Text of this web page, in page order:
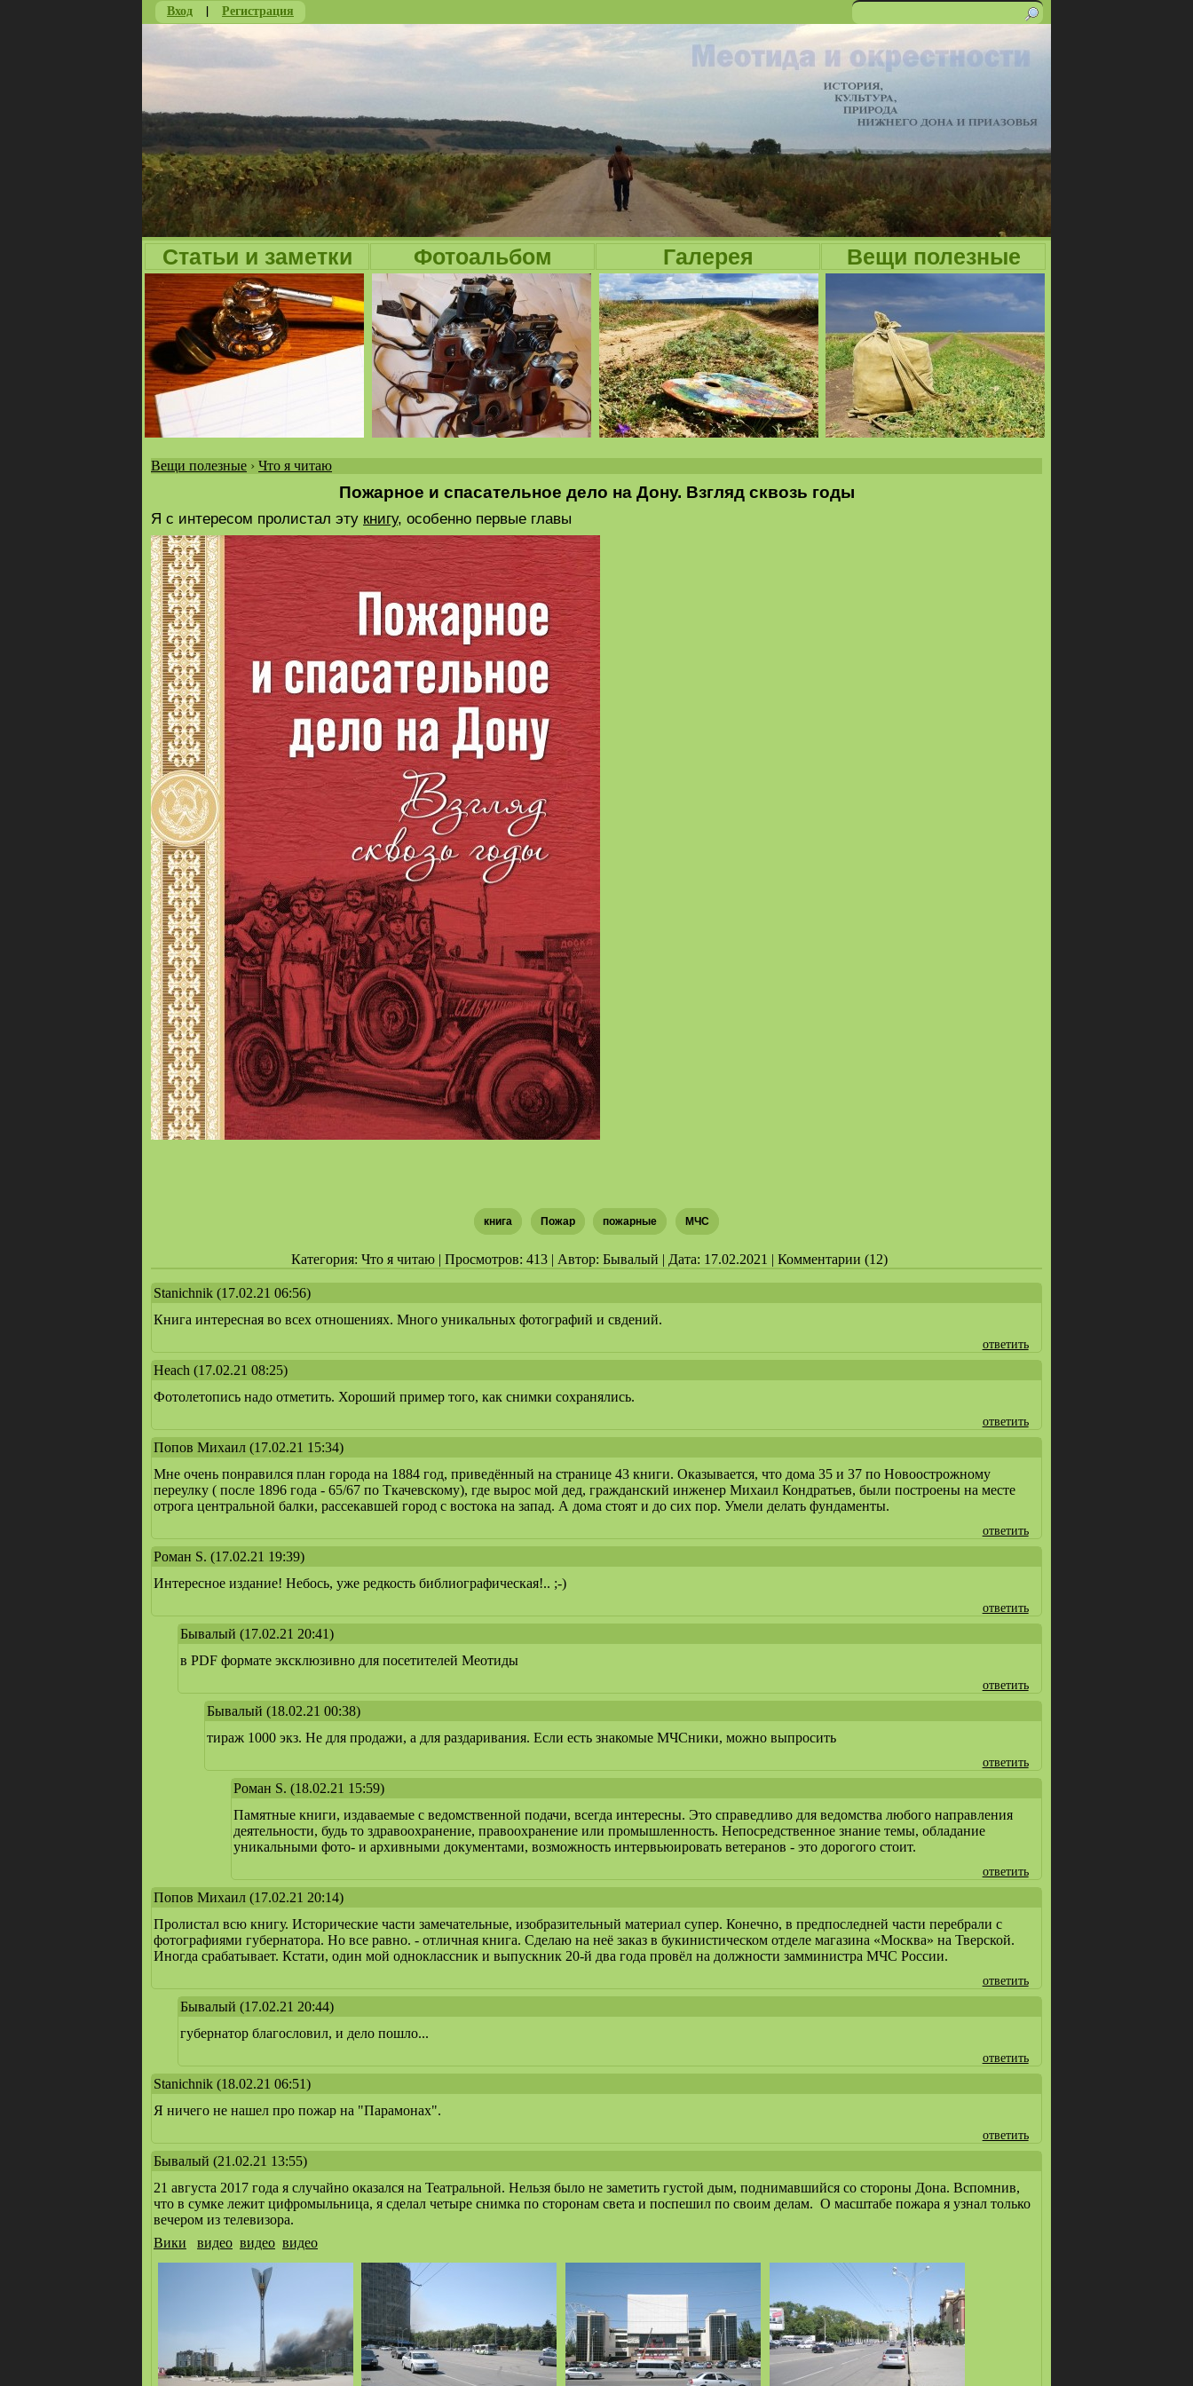
Вход | Регистрация
Форма
поиска
Поиск
Статьи и заметки Фотоальбом Галерея Вещи полезные
здесь
Вещи полезные › Что я читаю
Пожарное и спасательное дело на Дону. Взгляд сквозь годы
Я с интересом пролистал эту книгу, особенно первые главы
книга Пожар пожарные МЧС
Категория: Что я читаю | Просмотров: 413 | Автор: Бывалый | Дата: 17.02.2021 | Комментарии (12)
Stanichnik (17.02.21 06:56)
Книга интересная во всех отношениях. Много уникальных фотографий и свдений.
ответить
Heach (17.02.21 08:25)
Фотолетопись надо отметить. Хороший пример того, как снимки сохранялись.
ответить
Попов Михаил (17.02.21 15:34)
Мне очень понравился план города на 1884 год, приведённый на странице 43 книги. Оказывается, что дома 35 и 37 по Новоострожному
переулку ( после 1896 года - 65/67 по Ткачевскому), где вырос мой дед, гражданский инженер Михаил Кондратьев, были построены на месте
отрога центральной балки, рассекавшей город с востока на запад. А дома стоят и до сих пор. Умели делать фундаменты.
ответить
Роман S. (17.02.21 19:39)
Интересное издание! Небось, уже редкость библиографическая!.. ;-)
ответить
Бывалый (17.02.21 20:41)
в PDF формате эксклюзивно для посетителей Меотиды
ответить
Бывалый (18.02.21 00:38)
тираж 1000 экз. Не для продажи, а для раздаривания. Если есть знакомые МЧСники, можно выпросить
ответить
Роман S. (18.02.21 15:59)
Памятные книги, издаваемые с ведомственной подачи, всегда интересны. Это справедливо для ведомства любого направления
деятельности, будь то здравоохранение, правоохранение или промышленность. Непосредственное знание темы, обладание
уникальными фото- и архивными документами, возможность интервьюировать ветеранов - это дорогого стоит.
ответить
Попов Михаил (17.02.21 20:14)
Пролистал всю книгу. Исторические части замечательные, изобразительный материал супер. Конечно, в предпоследней части перебрали с
фотографиями губернатора. Но все равно. - отличная книга. Сделаю на неё заказ в букинистическом отделе магазина «Москва» на Тверской.
Иногда срабатывает. Кстати, один мой одноклассник и выпускник 20-й два года провёл на должности замминистра МЧС России.
ответить
Бывалый (17.02.21 20:44)
губернатор благословил, и дело пошло...
ответить
Stanichnik (18.02.21 06:51)
Я ничего не нашел про пожар на "Парамонах".
ответить
Бывалый (21.02.21 13:55)
21 августа 2017 года я случайно оказался на Театральной. Нельзя было не заметить густой дым, поднимавшийся со стороны Дона. Вспомнив,
что в сумке лежит цифромыльница, я сделал четыре снимка по сторонам света и поспешил по своим делам. О масштабе пожара я узнал только
вечером из телевизора.
Вики
видео видео видео